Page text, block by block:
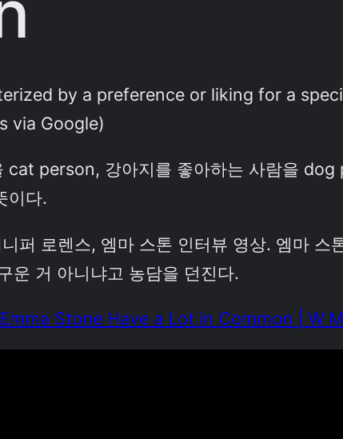
by a preference or liking for a
via Google)
cat person, 강아지를 좋아하는 사람을
이다.
퍼 로렌스, 엠마 스톤 인터뷰 영상. 엠마
운 거 아니냐고 농담을 던진다.
Stone Have a Lot in Common | W